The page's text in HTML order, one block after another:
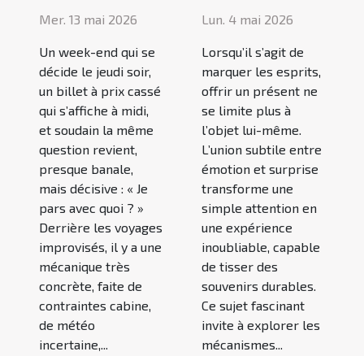
Mer. 13 mai 2026
Un week-end qui se
décide le jeudi soir,
un billet à prix cassé
qui s’affiche à midi,
et soudain la même
question revient,
presque banale,
mais décisive : « Je
pars avec quoi ? »
Derrière les voyages
improvisés, il y a une
mécanique très
concrète, faite de
contraintes cabine,
de météo
incertaine,...
Lun. 4 mai 2026
Lorsqu’il s’agit de
marquer les esprits,
offrir un présent ne
se limite plus à
l’objet lui-même.
L’union subtile entre
émotion et surprise
transforme une
simple attention en
une expérience
inoubliable, capable
de tisser des
souvenirs durables.
Ce sujet fascinant
invite à explorer les
mécanismes...